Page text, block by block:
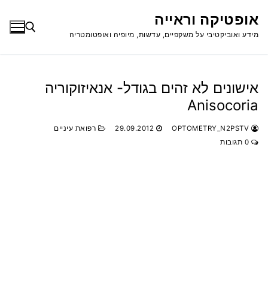
לתוכןאופטיקה וראייה
מידע ואוביקטיבי על משקפיים, עדשות, מיופיה ואופטומטריה
אישונים לא זהים בגודל- אנאיזוקוריה
Anisocoria
29.09.2012
רפואת עיניים